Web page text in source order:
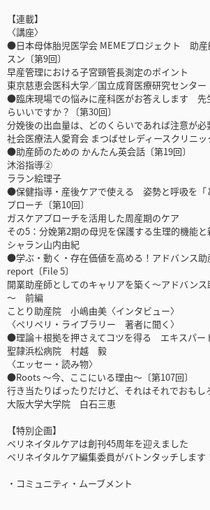
【連載】
〈講座〉
●日本母体胎児医学会 MEMEプロジェクト 助産
スン〔第9回〕
早産管理における子宮頸管長測定のポイント
東京慈恵会医科大学／国立成育医療研究セン
●臨床現場での悩みに産科医がお答えします 先
らいいですか？〔第30回〕
分娩後の出血量は、どのくらいであれば注意が必
社会医療法人愛育会 まつばせレディースクリニ
●助産師のための かんたん英会話〔第19回〕
沐浴指導②
ララン絵理子
●保健指導・産後ケアで使える 姿勢と呼吸を「
プローチ〔第10回〕
ガスケアプローチを活用した周産期のケア
その5：分娩第2期の母児を保護する生理的機能
シャラン山内由紀
●学ぶ・動く・存在価値を高める！アドバンス助
report〔File 5〕
開業助産師としてのキャリアを築く～アドバン
～ 前編
ことり助産院 小嶋由美〈インタビュー〉
〈ペリペリ・ライブラリー 著者に聞く〉
●理論＋根拠を押さえてコツを得る エキスパー
聖隷浜松病院 村越 毅
〈エッセー・読み物〉
●Roots ～今、ここにいる理由～〔第107回〕
行き当たりばったりだけど、それはそれでおもし
大阪大学大学院 白石三恵
【特別企画】
ペリネイタルケアは創刊45周年を迎えました
ペリネイタルケア編集委員がバトンタッチします
・コミュニティ・ムーブメント